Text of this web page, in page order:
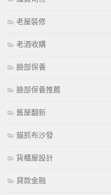
老屋裝修
老酒收購
臉部保養
臉部保養推薦
舊屋翻新
貓抓布沙發
貨櫃屋設計
貸款金融